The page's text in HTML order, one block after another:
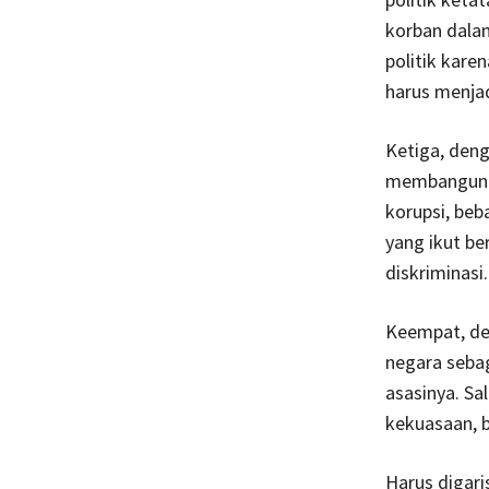
korban
politik
harus
Ketiga,
korupsi,
yang ikut
diskriminasi.
Keempat,
negara
asasinya.
kekuasaan,
Harus